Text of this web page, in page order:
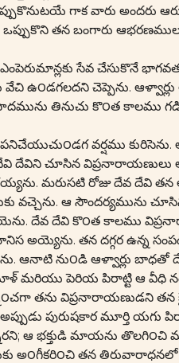
గాక వారు అందరు
తన బంగారు
ఎంపెరుమాన్లకు సేవ చేసుకొనే
వేచి ఉ౦డగలదని చెప్పెను.
తినుచు కొ౦త కాలము
వర్షము
దేవిని చూసిన విప్రనారాయణులు
మరుసటి రోజు దేవ దేవి
వచ్చెను. ఆ సౌందర్యమును
దేవ దేవి కొ౦త కాలము
అయ్యెను. తన దగ్గర ఉన్న
ఆనాటి ను౦డి ఆళ్వార్లు బాధతో
మరియు పెరియ పిరాట్టి ఆ వీధి
తను విప్రనారాయణుడని తన
పురుషకార మూర్తి
ఆ భక్తుడి మాయను తొలగి౦చి
అ౦గీకరి౦చి తన